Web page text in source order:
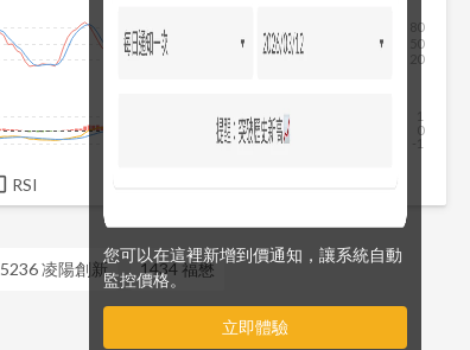
您可以在這裡新增到價通知，讓系統自動
監控價格。
立即體驗
20
50
80
0
RSI
5236 凌陽創新 1434 福懋